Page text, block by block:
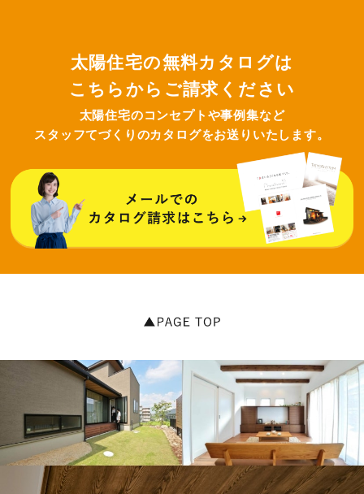
太陽住宅の無料カタログは
こちらからご請求ください
太陽住宅のコンセプトや事例集など
スタッフてづくりのカタログをお送りいたします。